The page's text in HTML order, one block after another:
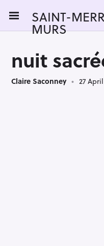
i
SAINT-
MURS
nuit
Claire Saconney 27 April